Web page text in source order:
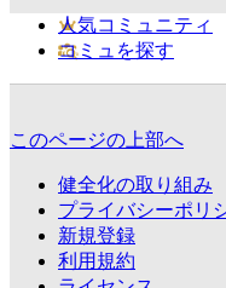
人気コミュニティ
コミュを探す
このページの上部へ
健全化の取り組み
プライバシーポリ
新規登録
利用規約